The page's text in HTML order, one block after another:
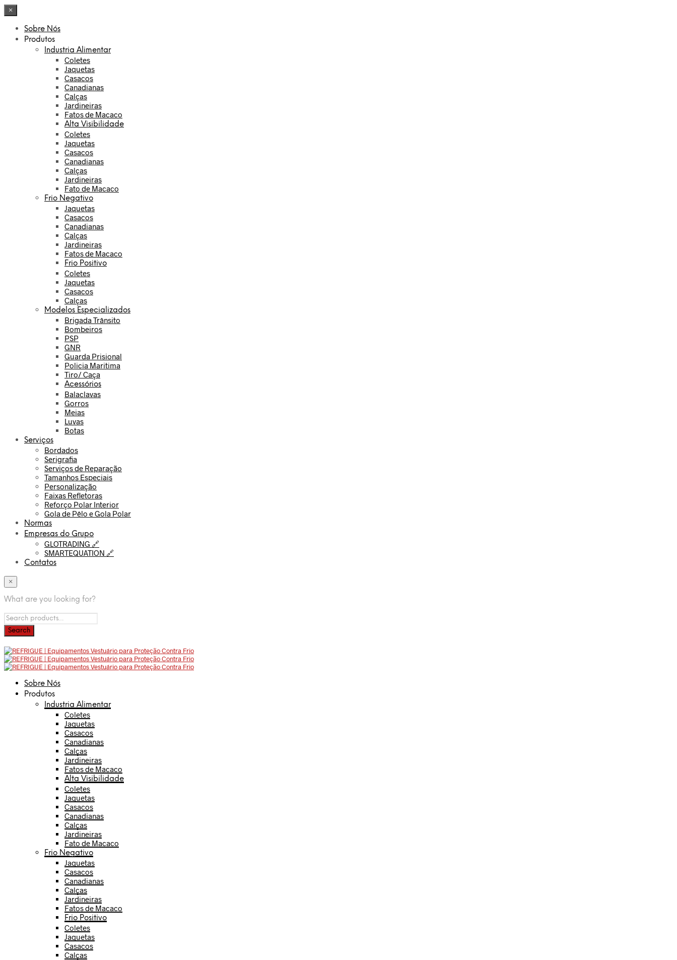
×
Sobre Nós
Produtos
Industria Alimentar
Coletes
Jaquetas
Casacos
Canadianas
Calças
Jardineiras
Fatos de Macaco
Alta Visibilidade
Coletes
Jaquetas
Casacos
Canadianas
Calças
Jardineiras
Fato de Macaco
Frio Negativo
Jaquetas
Casacos
Canadianas
Calças
Jardineiras
Fatos de Macaco
Frio Positivo
Coletes
Jaquetas
Casacos
Calças
Modelos Especializados
Brigada Trânsito
Bombeiros
PSP
GNR
Guarda Prisional
Policia Maritima
Tiro/ Caça
Acessórios
Balaclavas
Gorros
Meias
Luvas
Botas
Serviços
Bordados
Serigrafia
Serviços de Reparação
Tamanhos Especiais
Personalização
Faixas Refletoras
Reforço Polar Interior
Gola de Pêlo e Gola Polar
Normas
Empresas do Grupo
GLOTRADING 🔗
SMARTEQUATION 🔗
Contatos
×
What are you looking for?
Sobre Nós
Produtos
Industria Alimentar
Coletes
Jaquetas
Casacos
Canadianas
Calças
Jardineiras
Fatos de Macaco
Alta Visibilidade
Coletes
Jaquetas
Casacos
Canadianas
Calças
Jardineiras
Fato de Macaco
Frio Negativo
Jaquetas
Casacos
Canadianas
Calças
Jardineiras
Fatos de Macaco
Frio Positivo
Coletes
Jaquetas
Casacos
Calças